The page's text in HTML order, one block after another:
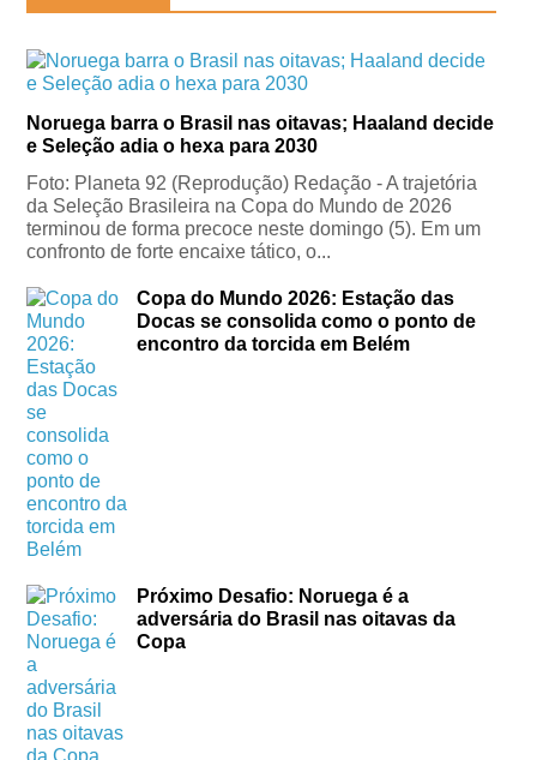
Noruega barra o Brasil nas oitavas; Haaland decide
e Seleção adia o hexa para 2030
Foto: Planeta 92 (Reprodução) Redação - A trajetória
da Seleção Brasileira na Copa do Mundo de 2026
terminou de forma precoce neste domingo (5). Em um
confronto de forte encaixe tático, o...
Copa do Mundo 2026: Estação das
Docas se consolida como o ponto de
encontro da torcida em Belém
Próximo Desafio: Noruega é a
adversária do Brasil nas oitavas da
Copa